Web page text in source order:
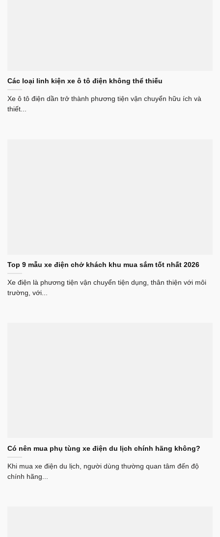
Các loại linh kiện xe ô tô điện không thể thiếu
Xe ô tô điện dần trở thành phương tiện vận chuyển hữu ích và
thiết...
Top 9 mẫu xe điện chở khách khu mua sắm tốt nhất 2026
Xe điện là phương tiện vận chuyển tiện dụng, thân thiện với môi
trường, với...
Có nên mua phụ tùng xe điện du lịch chính hãng không?
Khi mua xe điện du lịch, người dùng thường quan tâm đến độ
chính hãng...